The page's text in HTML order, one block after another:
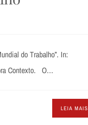
do Trabalho”. In:
Contexto. O…
LEIA MAIS